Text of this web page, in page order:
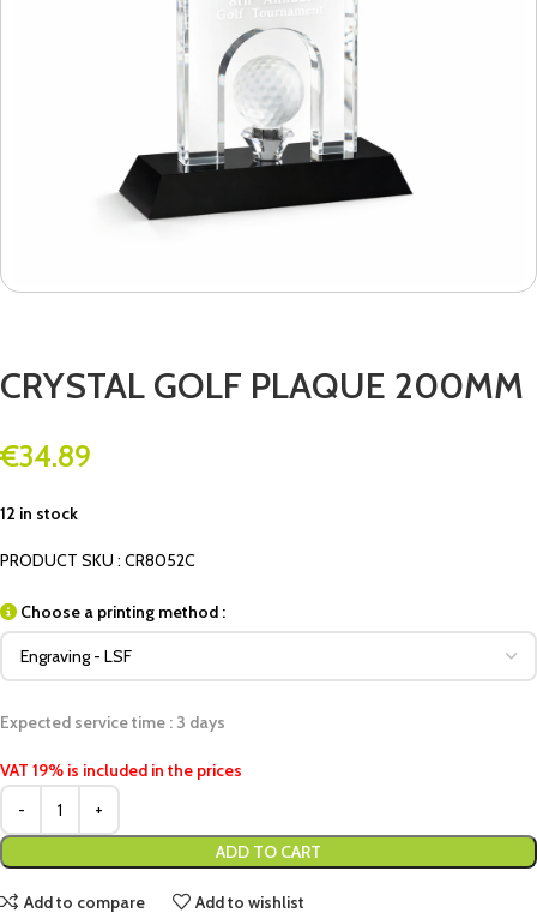
CRYSTAL GOLF PLAQUE 200MM
€34.89
12 in stock
PRODUCT SKU : CR8052C
Choose a printing method :
Expected service time : 3 days
VAT 19% is included in the prices
ADD TO CART
Add to compare Add to wishlist